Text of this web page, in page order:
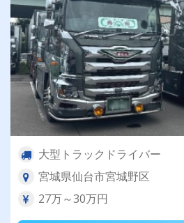
大型トラックドライバー
宮城県仙台市宮城野区
27万～30万円